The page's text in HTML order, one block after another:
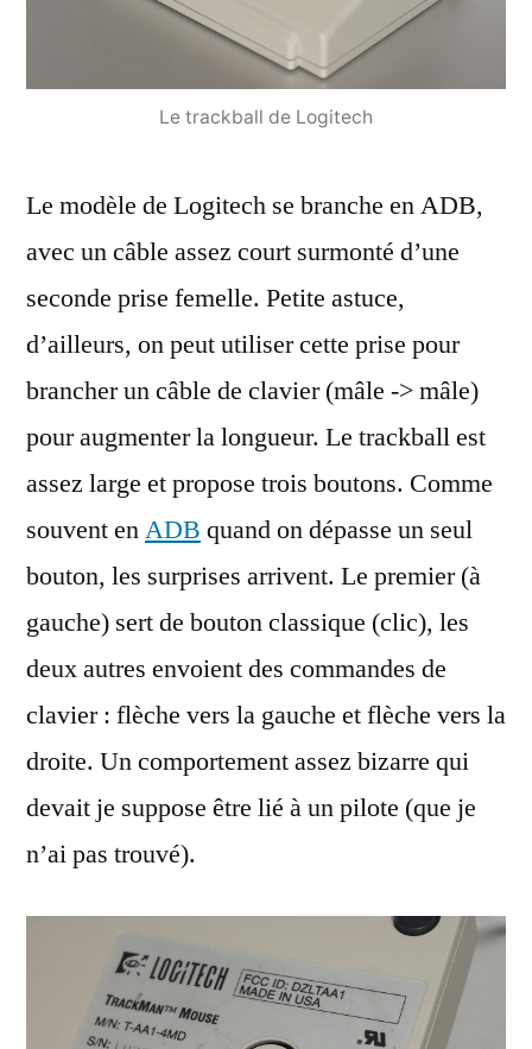
Le trackball de Logitech
Le modèle de Logitech se branche en ADB,
avec un câble assez court surmonté d’une
seconde prise femelle. Petite astuce,
d’ailleurs, on peut utiliser cette prise pour
brancher un câble de clavier (mâle -> mâle)
pour augmenter la longueur. Le trackball est
assez large et propose trois boutons. Comme
souvent enADB quand on dépasse un seul
bouton, les surprises arrivent. Le premier (à
gauche) sert de bouton classique (clic), les
deux autres envoient des commandes de
clavier : flèche vers la gauche et flèche vers la
droite. Un comportement assez bizarre qui
devait je suppose être lié à un pilote (que je
n’ai pas trouvé).